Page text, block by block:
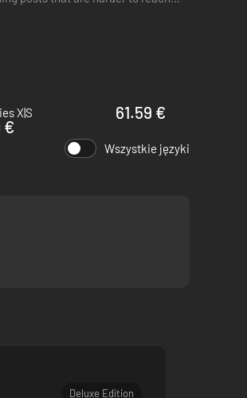
losie.
X|S
61.59 €
€
Wszystkie języki
Deluxe Edition